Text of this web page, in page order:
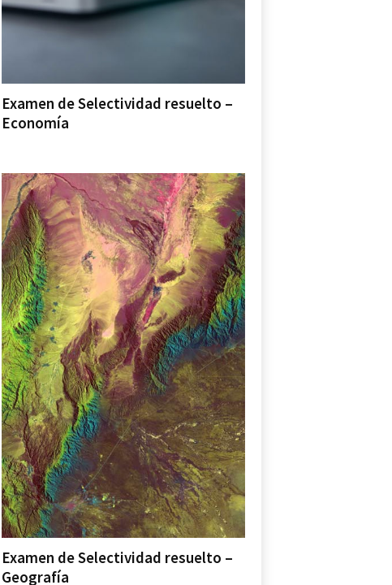
Examen de Selectividad resuelto –
Economía
Examen de Selectividad resuelto –
Geografía